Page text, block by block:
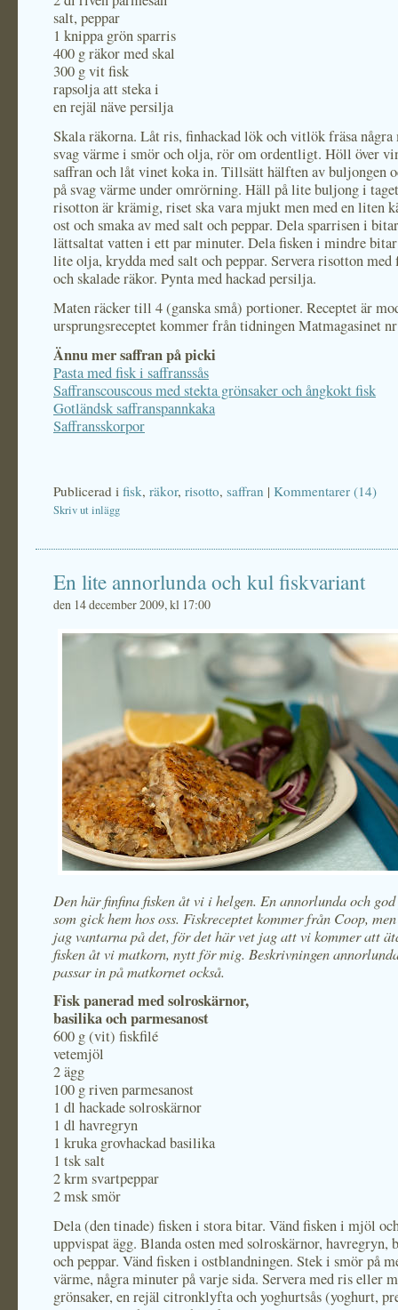
salt, peppar
1 knippa grön sparris
400 g räkor med skal
300 g vit fisk
rapsolja att steka i
en rejäl näve persilja
Skala räkorna. Låt ris, finhackad lök och vitlök fräsa några
svag värme i smör och olja, rör om ordentligt. Höll över
saffran och låt vinet koka in. Tillsätt hälften av buljongen
på svag värme under omrörning. Häll på lite buljong i
risotton är krämig, riset ska vara mjukt men med en liten
ost och smaka av med salt och peppar. Dela sparrisen i
lättsaltat vatten i ett par minuter. Dela fisken i mindre
lite olja, krydda med salt och peppar. Servera risotton med
och skalade räkor. Pynta med hackad persilja.
Maten räcker till 4 (ganska små) portioner. Receptet är
ursprungsreceptet kommer från tidningen Matmagasinet
Ännu mer saffran på picki
Pasta med fisk i saffranssås
Saffranscouscous med stekta grönsaker och ångkokt fisk
Gotländsk saffranspannkaka
Saffransskorpor
Publicerad i fisk, räkor, risotto, saffran | Kommentarer (14)
Skriv ut inlägg
En lite annorlunda och kul fiskvariant
den 14 december 2009, kl 17:00
Den här finfina fisken åt vi i helgen. En annorlunda och
som gick hem hos oss. Fiskreceptet kommer från Coop,
jag vantarna på det, för det här vet jag att vi kommer att
fisken åt vi matkorn, nytt för mig. Beskrivningen
passar in på matkornet också.
Fisk panerad med solroskärnor,
basilika och parmesanost
600 g (vit) fiskfilé
vetemjöl
2 ägg
100 g riven parmesanost
1 dl hackade solroskärnor
1 dl havregryn
1 kruka grovhackad basilika
1 tsk salt
2 krm svartpeppar
2 msk smör
Dela (den tinade) fisken i stora bitar. Vänd fisken i mjöl
uppvispat ägg. Blanda osten med solroskärnor, havregryn,
och peppar. Vänd fisken i ostblandningen. Stek i smör på
värme, några minuter på varje sida. Servera med ris eller
grönsaker, en rejäl citronklyfta och yoghurtsås (yoghurt,